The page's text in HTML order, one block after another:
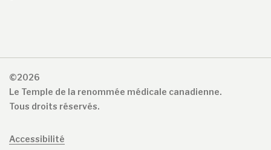
©2026
Le Temple de la renommée médicale canadienne.
Tous droits réservés.
Accessibilité